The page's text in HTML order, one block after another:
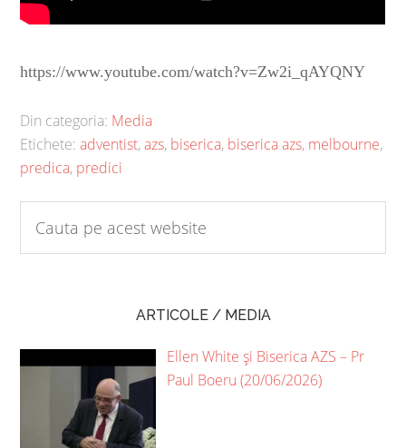
https://www.youtube.com/watch?v=Zw2i_qAYQNY
Din categoria: Media
Etichete:adventist,azs, biserica, biserica azs, melbourne,
predica, predici
ARTICOLE / MEDIA
Ellen White și Biserica AZS – Pr
Paul Boeru (20/06/2026)